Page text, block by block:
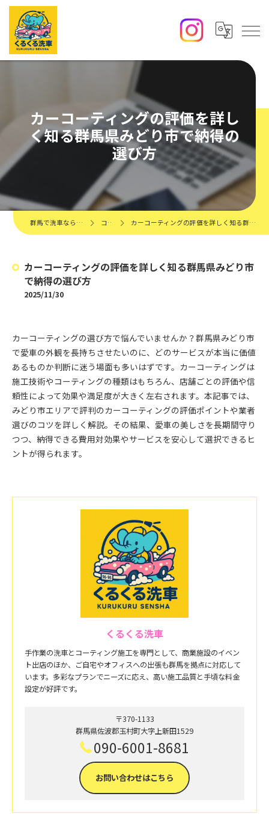
カーコーティングの評価を詳し
く知る群馬県みどり市で納得の
選び方
群馬で洗車ならくるくる洗車 コラム カーコーティングの評価を詳しく知る群馬県みどり市で納得の選び方
カーコーティングの評価を詳しく知る群馬県みどり市
で納得の選び方
2025/11/30
カーコーティングの選び方で悩んでいませんか？群馬県みどり市
で愛車の外観を長持ちさせたいのに、どのサービスが本当に価値
あるものか判断に迷う場面も多いはずです。カーコーティングは
施工技術やコーティングの種類はもちろん、店舗ごとの評価や信
頼性によって効果や満足度が大きく左右されます。本記事では、
みどり市エリアで評判のカーコーティングの評価ポイントや業者
選びのコツを詳しく解説。その結果、愛車の美しさを長期間守り
つつ、納得できる費用対効果やサービスを安心して選択できるヒ
ントが得られます。
くるくる洗車
手作業の洗車とコーティング施工を専門として、商業施設のイベン
ト出店のほか、ご自宅やオフィスへの出張も群馬を拠点に対応して
います。多彩なプランでニーズに応え、高い施工品質と手頃な料金
設定が好評です。
〒370-1133
群馬県佐波郡玉村町大字上新田1529
090-6001-8681
お問い合わせはこちら